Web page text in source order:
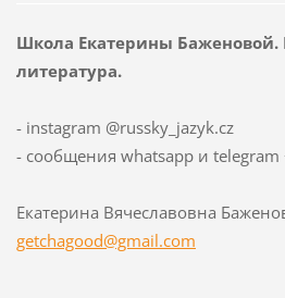
Школа Екатерины Баженовой.
литература.
- instagram @russky_jazyk.cz
- сообщения whatsapp и
Екатерина Вячеславовна
getchagood@gmail.com